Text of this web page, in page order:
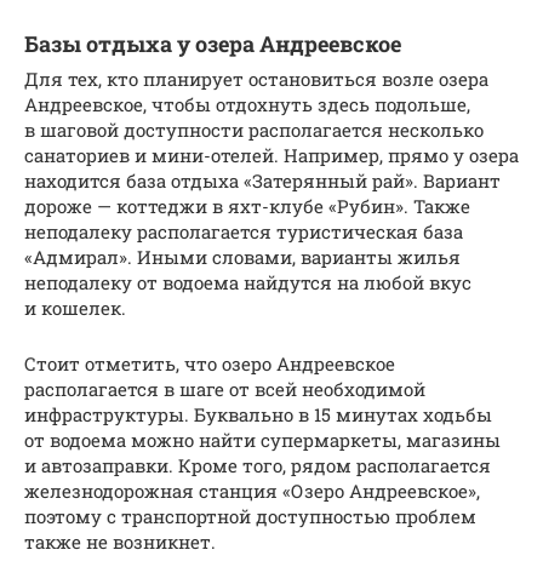
Базы отдыха у озера Андреевское
Для тех, кто планирует остановиться возле озера
Андреевское, чтобы отдохнуть здесь подольше,
в шаговой доступности располагается несколько
санаториев и мини-отелей. Например, прямо у озера
находится база отдыха «Затерянный рай». Вариант
дороже — коттеджи в яхт-клубе «Рубин». Также
неподалеку располагается туристическая база
«Адмирал». Иными словами, варианты жилья
неподалеку от водоема найдутся на любой вкус
и кошелек.
Стоит отметить, что озеро Андреевское
располагается в шаге от всей необходимой
инфраструктуры. Буквально в 15 минутах ходьбы
от водоема можно найти супермаркеты, магазины
и автозаправки. Кроме того, рядом располагается
железнодорожная станция «Озеро Андреевское»,
поэтому с транспортной доступностью проблем
также не возникнет.